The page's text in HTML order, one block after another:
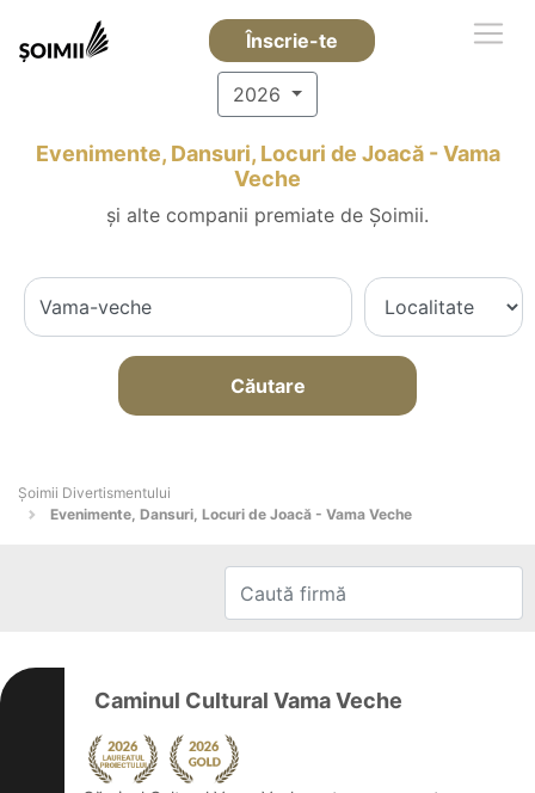
Înscrie-te
2026
Evenimente, Dansuri, Locuri de Joacă - Vama
Veche
și alte companii premiate de Șoimii.
Căutare
Şoimii Divertismentului
Evenimente, Dansuri, Locuri de Joacă - Vama Veche
Caminul Cultural Vama Veche